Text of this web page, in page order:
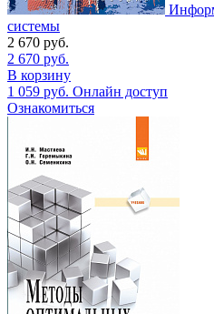
системы
2 670 руб.
2 670 руб.
В корзину
1 059 руб. Онлайн доступ
Ознакомиться